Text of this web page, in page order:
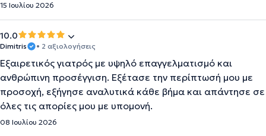
15 Ιουλίου 2026
10.0
Dimitris • 2 αξιολογήσεις
Εξαιρετικός γιατρός με υψηλό επαγγελματισμό και
ανθρώπινη προσέγγιση. Εξέτασε την περίπτωσή μου με
προσοχή, εξήγησε αναλυτικά κάθε βήμα και απάντησε σε
όλες τις απορίες μου με υπομονή.
08 Ιουλίου 2026